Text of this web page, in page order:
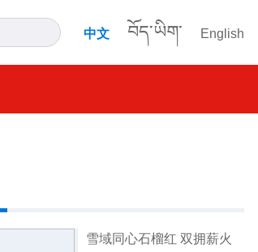
中文 བོད་ཡིག་ English
雪域同心石榴红 双拥薪火